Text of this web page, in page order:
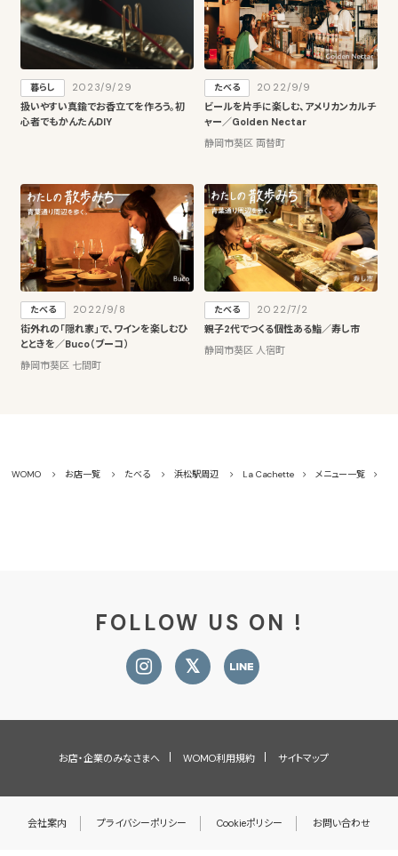
暮らし
2023/9/29
扱いやすい真鍮でお香立てを作ろう。初
心者でもかんたんDIY
たべる
2022/9/9
ビールを片手に楽しむ、アメリカンカルチ
ャー／Golden Nectar
静岡市葵区 両替町
たべる
2022/9/8
街外れの「隠れ家」で、ワインを楽しむひ
とときを／Buco（ブーコ）
静岡市葵区 七間町
たべる
2022/7/2
親子2代でつくる個性ある鮨／寿し市
静岡市葵区 人宿町
WOMO お店一覧 たべる 浜松駅周辺 La Cachette メニュー一覧
FOLLOW US ON !
お店・企業のみなさまへ WOMO利用規約 サイトマップ
会社案内 プライバシーポリシー Cookieポリシー お問い合わせ